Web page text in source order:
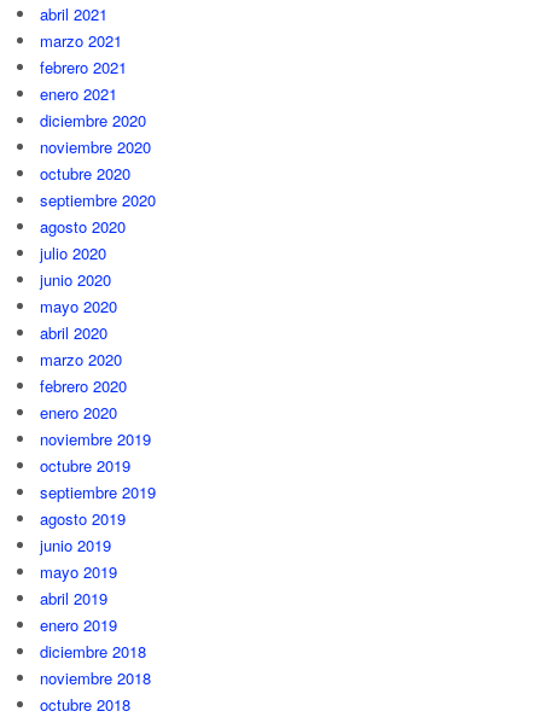
abril 2021
marzo 2021
febrero 2021
enero 2021
diciembre 2020
noviembre 2020
octubre 2020
septiembre 2020
agosto 2020
julio 2020
junio 2020
mayo 2020
abril 2020
marzo 2020
febrero 2020
enero 2020
noviembre 2019
octubre 2019
septiembre 2019
agosto 2019
junio 2019
mayo 2019
abril 2019
enero 2019
diciembre 2018
noviembre 2018
octubre 2018